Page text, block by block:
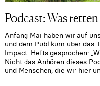
Podcast: Was
Anfang Mai haben wir auf
und dem Publikum über das
Impact-Hefts gesprochen:
Nicht das Anhören dieses
und Menschen, die wir hier